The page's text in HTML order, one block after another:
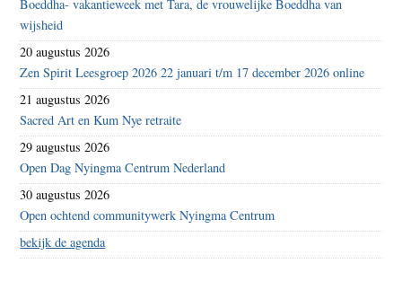
Boeddha- vakantieweek met Tara, de vrouwelijke Boeddha van
wijsheid
20 augustus 2026
Zen Spirit Leesgroep 2026 22 januari t/m 17 december 2026 online
21 augustus 2026
Sacred Art en Kum Nye retraite
29 augustus 2026
Open Dag Nyingma Centrum Nederland
30 augustus 2026
Open ochtend communitywerk Nyingma Centrum
bekijk de agenda